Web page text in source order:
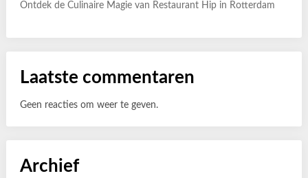
Ontdek de Culinaire Magie van Restaurant Hip in Rotterdam
Laatste commentaren
Geen reacties om weer te geven.
Archief